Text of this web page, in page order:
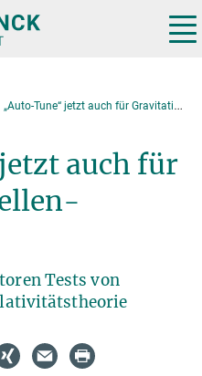
„Auto-Tune“ jetzt auch für Gravitationswellen-Detektoren
auch für
Tests von